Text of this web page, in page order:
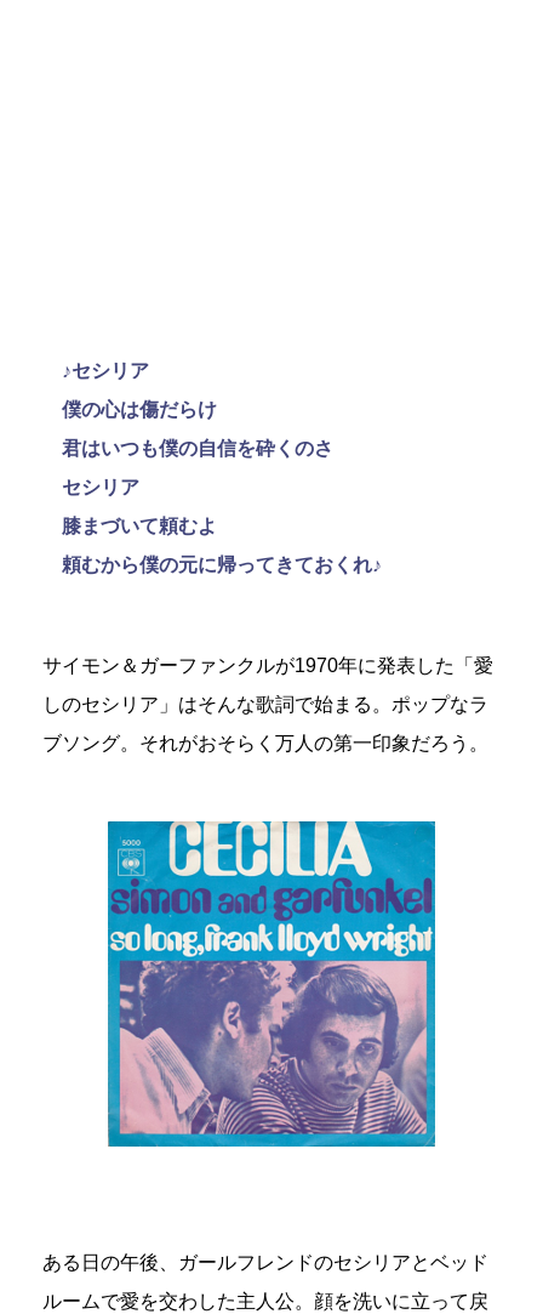
♪セシリア
僕の心は傷だらけ
君はいつも僕の自信を砕くのさ
セシリア
膝まづいて頼むよ
頼むから僕の元に帰ってきておくれ♪
サイモン＆ガーファンクルが1970年に発表した「愛
しのセシリア」はそんな歌詞で始まる。ポップなラ
ブソング。それがおそらく万人の第一印象だろう。
ある日の午後、ガールフレンドのセシリアとベッド
ルームで愛を交わした主人公。顔を洗いに立って戻